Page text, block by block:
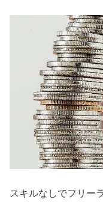
スキルなしでフリー